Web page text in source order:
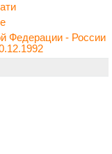
Федерации - России